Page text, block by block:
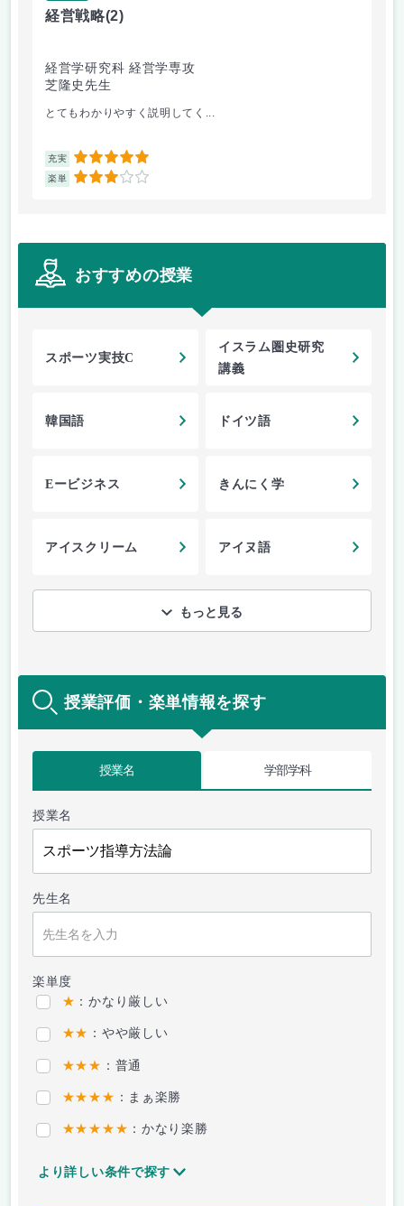
経営戦略(2)
経営学研究科 経営学専攻
芝隆史先生
とてもわかりやすく説明してく...
充実 5
楽単 3
おすすめの授業
スポーツ実技C
イスラム圏史研究
講義
韓国語 ドイツ語
Eービジネス きんにく学
アイスクリーム アイヌ語
もっと見る
授業評価・楽単情報を探す
授業名 学部学科
授業名
先生名
楽単度
★ ：かなり厳しい
★★ ：やや厳しい
★★★ ：普通
★★★★ ：まぁ楽勝
★★★★★ ：かなり楽勝
より詳しい条件で探す